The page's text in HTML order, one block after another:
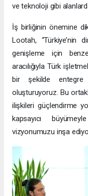
ve teknoloji gibi
İş birliğinin önemine
Lootah, “Türkiye’nin
genişleme için
aracılığıyla Türk
bir şekilde entegre
oluşturuyoruz. Bu
ilişkileri güçlendirme
kapsayıcı
vizyonumuzu inşa